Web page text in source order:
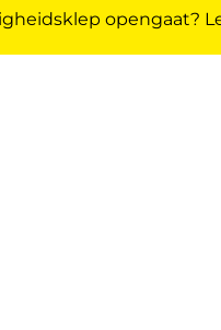
opengaat?